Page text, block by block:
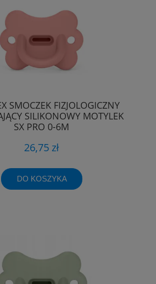
SMOCZEK FIZJOLOGICZNY
SILIKONOWY MOTYLEK
SX PRO 0-6M
26,75 zł
DO KOSZYKA